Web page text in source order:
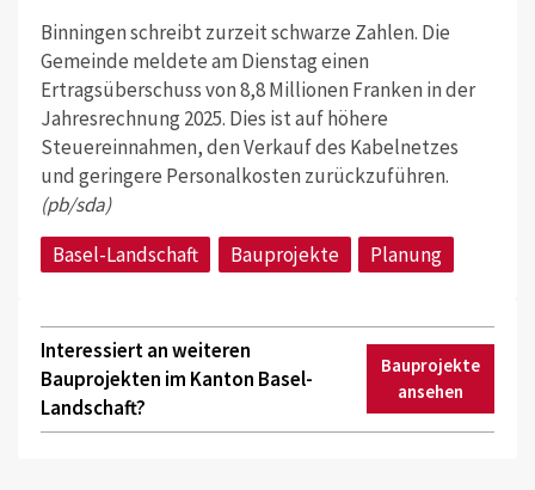
Binningen schreibt zurzeit schwarze Zahlen. Die
Gemeinde meldete am Dienstag einen
Ertragsüberschuss von 8,8 Millionen Franken in der
Jahresrechnung 2025. Dies ist auf höhere
Steuereinnahmen, den Verkauf des Kabelnetzes
und geringere Personalkosten zurückzuführen.
(pb/sda)
Basel-Landschaft
Bauprojekte Planung
Interessiert an weiteren
Bauprojekten im Kanton Basel-
Landschaft?
Bauprojekte
ansehen